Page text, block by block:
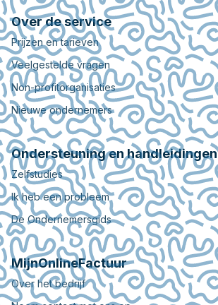
Over de service
Prijzen en tarieven
Veelgestelde vragen
Non-profitorganisaties
Nieuwe ondernemers
Ondersteuning en handleidingen
Zelfstudies
Ik heb een probleem
De Ondernemersgids
MijnOnlineFactuur
Over het bedrijf